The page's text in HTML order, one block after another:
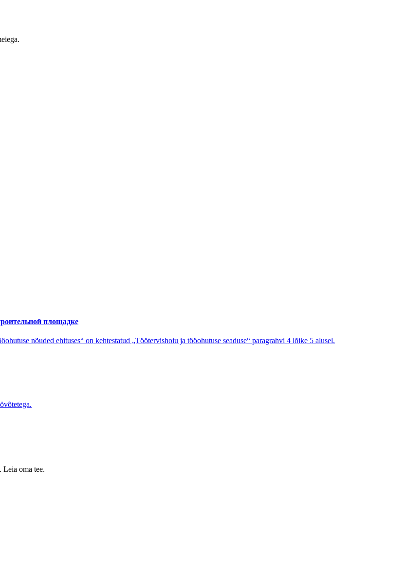
площадке
nõuded ehituses“ on kehtestatud „Töötervishoiu ja tööohutuse seaduse“ paragrahvi 4 lõike 5 alusel.
Leia oma tee.